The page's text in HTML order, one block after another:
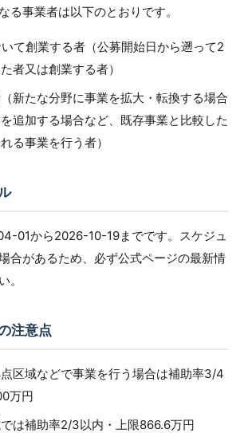
る事業者は以下のとおりです。
て創業する者（公募開始日から遡って2
者又は創業する者）
新たな分野に事業を拡大・転換する場合
追加する場合など、既存事業と比較した
る事業を行う者）
01から2026-10-19までです。スケジュ
合があるため、必ず公式ページの最新情
。
注意点
区域などで事業を行う場合は補助率3/4
万円
は補助率2/3以内・上限866.6万円